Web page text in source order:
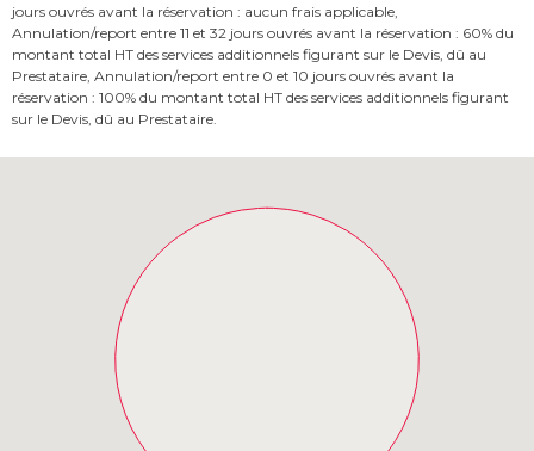
jours ouvrés avant la réservation : aucun frais applicable,
Annulation/report entre 11 et 32 jours ouvrés avant la réservation : 60% du
montant total HT des services additionnels figurant sur le Devis, dû au
Prestataire, Annulation/report entre 0 et 10 jours ouvrés avant la
réservation : 100% du montant total HT des services additionnels figurant
sur le Devis, dû au Prestataire.